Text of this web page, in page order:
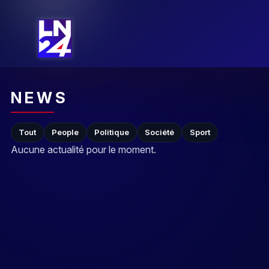
NEWS
Tout People Politique Société Sport
Aucune actualité pour le moment.